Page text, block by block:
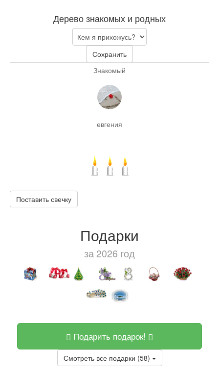
Дерево знакомых и родных
Сохранить
Знакомый
евгения
Поставить свечку
Подарки
за 2026 год
Подарить подарок!
Смотреть все подарки (58)